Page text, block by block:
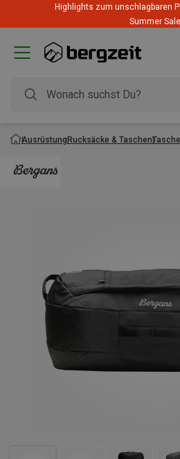
Highlights zum unschlagbaren
Summer Sale
AusrüstungRucksäcke & Taschen